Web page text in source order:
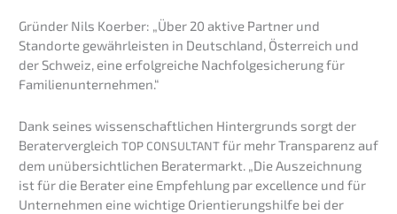
Gründer Nils Koerber: „Über 20 aktive Partner und
Standorte gewähr­leis­ten in Deutsch­land, Öster­reich und
der Schweiz, eine erfolg­rei­che Nachfol­ge­si­che­rung für
Familienunternehmen.“
Dank seines wissen­schaft­li­chen Hinter­grunds sorgt der
Berater­ver­gleich TOP CONSULTANTfür mehr Trans­pa­renz auf
dem unüber­sicht­li­chen Berater­markt. „Die Auszeich­nung
ist für die Berater eine Empfeh­lung par excel­lence und für
Unter­neh­men eine wichti­ge Orien­tie­rungs­hil­fe bei der